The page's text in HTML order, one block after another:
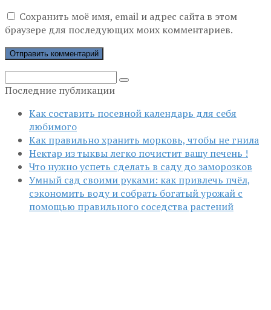
Сохранить моё имя, email и адрес сайта в этом
браузере для последующих моих комментариев.
Поиск:
Последние публикации
Как составить посевной календарь для себя
любимого
Как правильно хранить морковь, чтобы не гнила
Нектар из тыквы легко почистит вашу печень !
Что нужно успеть сделать в саду до заморозков
Умный сад своими руками: как привлечь пчёл,
сэкономить воду и собрать богатый урожай с
помощью правильного соседства растений